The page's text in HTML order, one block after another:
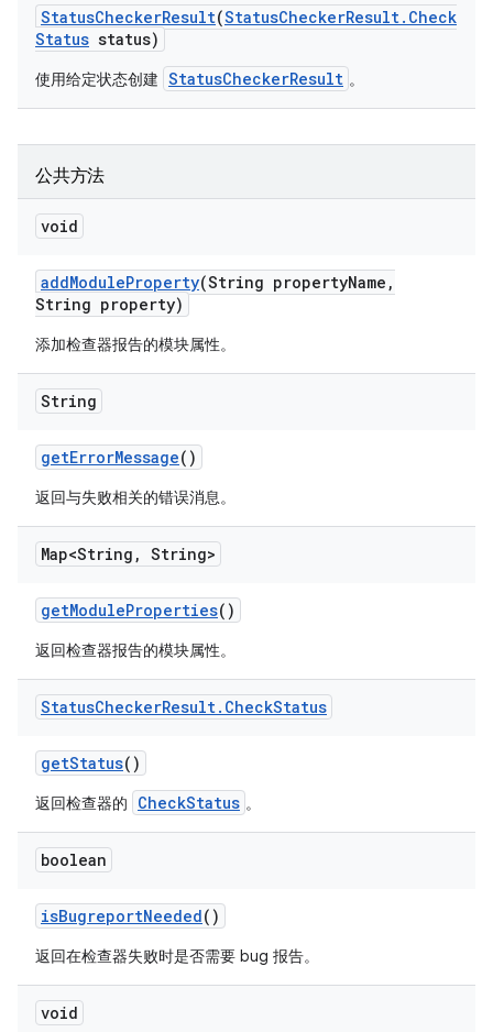
StatusCheckerResult(StatusCheckerResult. Check
Status status)
使用给定状态创建 StatusCheckerResult 。
公共方法
void
addModuleProperty(String propertyName ,
String property)
添加检查器报告的模块属性。
String
getErrorMessage()
返回与失败相关的错误消息。
Map<String , String>
getModuleProperties()
返回检查器报告的模块属性。
StatusCheckerResult. CheckStatus
getStatus()
返回检查器的 CheckStatus 。
boolean
isBugreportNeeded()
返回在检查器失败时是否需要 bug 报告。
void